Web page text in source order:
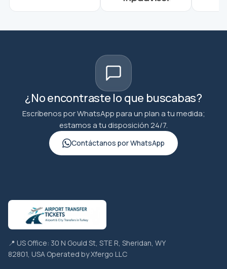
¿No encontraste lo que buscabas?
Escríbenos por WhatsApp para un plan a tu medida;
estamos a tu disposición 24/7.
Contáctanos por WhatsApp
📍 US Office: 30 N Gould St, STE R, Sheridan, WY
82801, USA Operated by Xfergo LLC